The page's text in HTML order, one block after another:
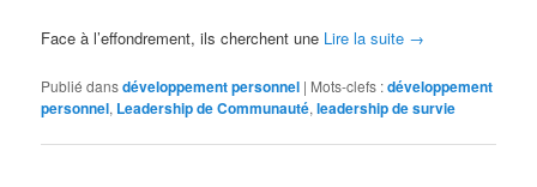
Face à l’effondrement, ils cherchent une Lire la suite →
Publié dansdéveloppement personnel | Mots-clefs :développement
personnel, Leadership de Communauté,leadership de survie